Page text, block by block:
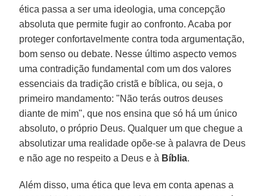
ética passa a ser uma ideologia, uma concepção
absoluta que permite fugir ao confronto. Acaba por
proteger confortavelmente contra toda argumentação,
bom senso ou debate. Nesse último aspecto vemos
uma contradição fundamental com um dos valores
essenciais da tradição cristã e bíblica, ou seja, o
primeiro mandamento: "Não terás outros deuses
diante de mim", que nos ensina que só há um único
absoluto, o próprio Deus. Qualquer um que chegue a
absolutizar uma realidade opõe-se à palavra de Deus
e não age no respeito a Deus e à Bíblia.
Além disso, uma ética que leva em conta apenas a